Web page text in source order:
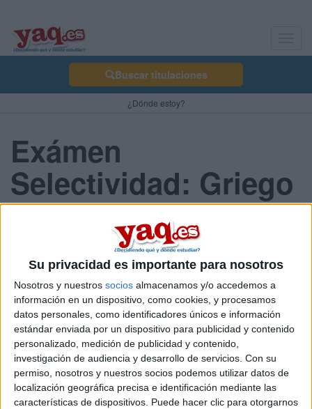
Su privacidad es importante para nosotros
Nosotros y nuestros socios almacenamos y/o accedemos a
información en un dispositivo, como cookies, y procesamos
datos personales, como identificadores únicos e información
estándar enviada por un dispositivo para publicidad y contenido
personalizado, medición de publicidad y contenido,
investigación de audiencia y desarrollo de servicios. Con su
permiso, nosotros y nuestros socios podemos utilizar datos de
localización geográfica precisa e identificación mediante las
características de dispositivos. Puede hacer clic para otorgarnos
Buscar titulaciones
¿Dónde estoy?
Exámen
Selectividad: Griego
- Murcia 2013 Junio
Comunidad:
Murcia
Año del examen:
2013
Mes de examen:
Junio
Asignatura:
Griego
Fichero Examen:
examen-selectividad-griego-murcia-2013-junio.pdf